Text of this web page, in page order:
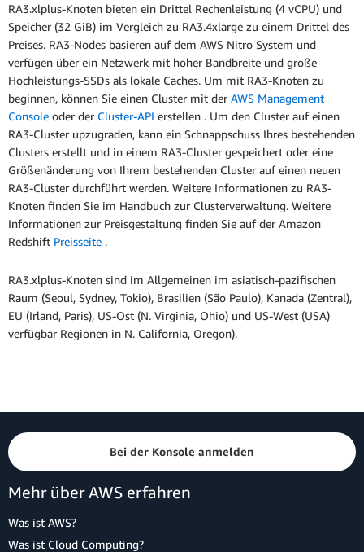
RA3.xlplus-Knoten bieten ein Drittel Rechenleistung (4 vCPU) und
Speicher (32 GiB) im Vergleich zu RA3.4xlarge zu einem Drittel des
Preises. RA3-Nodes basieren auf dem AWS Nitro System und
verfügen über ein Netzwerk mit hoher Bandbreite und große
Hochleistungs-SSDs als lokale Caches. Um mit RA3-Knoten zu
beginnen, können Sie einen Cluster mit der AWS Management
Console oder der Cluster-API erstellen . Um den Cluster auf einen
RA3-Cluster upzugraden, kann ein Schnappschuss Ihres bestehenden
Clusters erstellt und in einem RA3-Cluster gespeichert oder eine
Größenänderung von Ihrem bestehenden Cluster auf einen neuen
RA3-Cluster durchführt werden. Weitere Informationen zu RA3-
Knoten finden Sie im Handbuch zur Clusterverwaltung. Weitere
Informationen zur Preisgestaltung finden Sie auf der Amazon
Redshift Preisseite .
RA3.xlplus-Knoten sind im Allgemeinen im asiatisch-pazifischen
Raum (Seoul, Sydney, Tokio), Brasilien (São Paulo), Kanada (Zentral),
EU (Irland, Paris), US-Ost (N. Virginia, Ohio) und US-West (USA)
verfügbar Regionen in N. California, Oregon).
Bei der Konsole anmelden
Mehr über AWS erfahren
Was ist AWS?
Was ist Cloud Computing?